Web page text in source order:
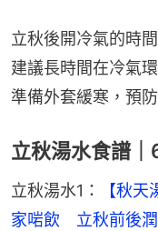
立秋後開冷氣的時
建議長時間在冷氣
準備外套緩寒，預
立秋湯水食譜
立秋湯水1：
【秋
家啱飲　立秋前後